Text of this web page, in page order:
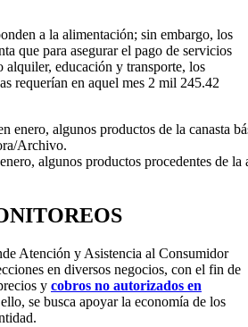
a la alimentación; sin embargo, los
que para asegurar el pago de servicios
alquiler, educación y transporte, los
requerían en aquel mes 2 mil 245.42
algunos productos procedentes de
de Atención y Asistencia al Consumidor
en diversos negocios, con el fin de
y cobros no autorizados en
se busca apoyar la economía de los